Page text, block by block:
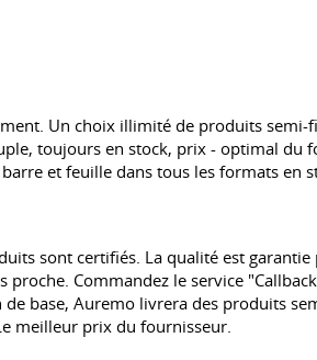
Un choix illimité de produits semi-
toujours en stock, prix - optimal du
et feuille dans tous les formats en
sont certifiés. La qualité est garantie
Commandez le service
base, Auremo livrera des produits
meilleur prix du fournisseur.